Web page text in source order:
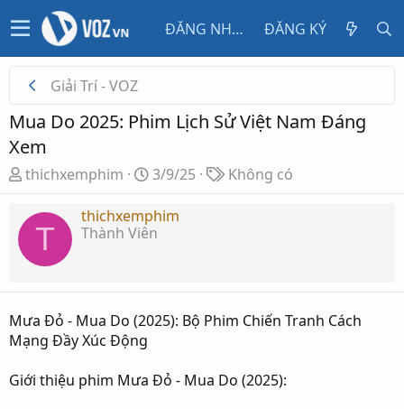
ĐĂNG NHẬP ĐĂNG KÝ
Giải Trí - VOZ
Mua Do 2025: Phim Lịch Sử Việt Nam Đáng
Xem
T
h
r
a
s
a
r
t
e
thichxemphim
N
g
à
y
i
3/9/25
T
ừ
Không có
T
thichxemphim
Thành Viên
Mưa Đỏ - Mua Do (2025): Bộ Phim Chiến Tranh Cách
Mạng Đầy Xúc Động
Giới thiệu phim Mưa Đỏ - Mua Do (2025):